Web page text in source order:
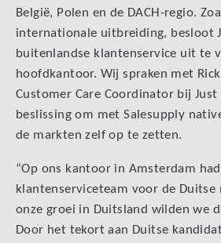
België, Polen en de DACH-regio.
internationale uitbreiding, besloot
buitenlandse klantenservice uit te
hoofdkantoor. Wij spraken met
Customer Care Coordinator bij Just
beslissing om met Salesupply
de markten zelf op te zetten.
“Op ons kantoor in Amsterdam
klantenserviceteam voor de
onze groei in Duitsland wilden we
Door het tekort aan Duitse